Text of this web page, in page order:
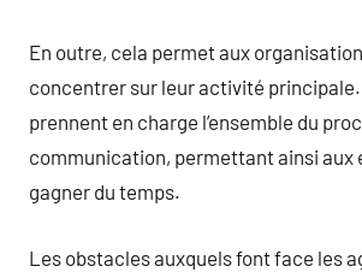
En outre, cela permet aux
concentrer sur leur activité
prennent en charge l’ensemble du
communication, permettant ainsi aux
gagner du temps.
Les obstacles auxquels font face les